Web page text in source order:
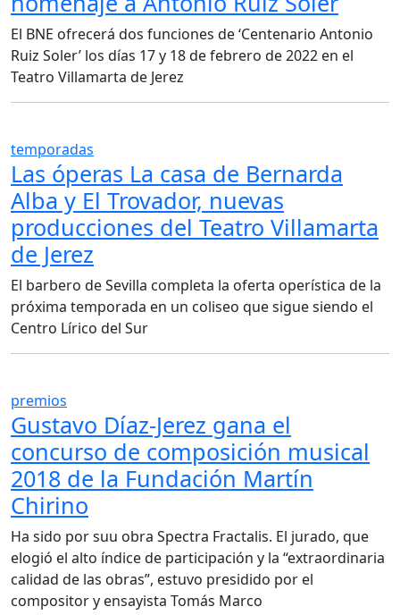
El BNE ofrecerá dos funciones de ‘Centenario Antonio
Ruiz Soler’ los días 17 y 18 de febrero de 2022 en el
Teatro Villamarta de Jerez
temporadas
Las óperas La casa de Bernarda
Alba y El Trovador, nuevas
producciones del Teatro Villamarta
de Jerez
El barbero de Sevilla completa la oferta operística de la
próxima temporada en un coliseo que sigue siendo el
Centro Lírico del Sur
premios
Gustavo Díaz-Jerez gana el
concurso de composición musical
2018 de la Fundación Martín
Chirino
Ha sido por suu obra Spectra Fractalis. El jurado, que
elogió el alto índice de participación y la “extraordinaria
calidad de las obras”, estuvo presidido por el
compositor y ensayista Tomás Marco